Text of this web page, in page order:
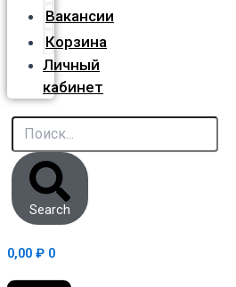
Вакансии
Корзина
Личный
кабинет
Search
0,00 ₽ 0